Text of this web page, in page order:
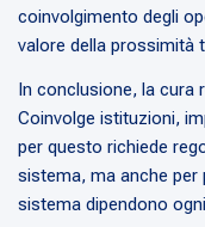
coinvolgimento degli
valore della prossimità
In conclusione, la cura
Coinvolge istituzioni,
per questo richiede
sistema, ma anche per
sistema dipendono